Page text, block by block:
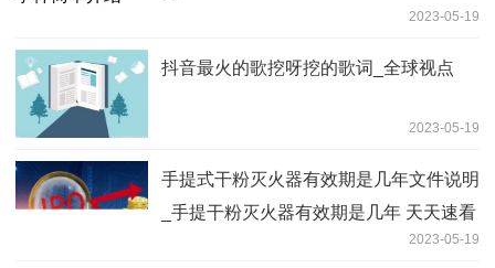
2023-05-19
抖音最火的歌挖呀挖的歌词_全球视点
2023-05-19
手提式干粉灭火器有效期是几年文件说明
_手提干粉灭火器有效期是几年 天天速看
2023-05-19